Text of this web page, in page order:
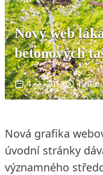
Nový web
betonových
4. 7. 2018 1
Nová grafika
úvodní stránky
významného